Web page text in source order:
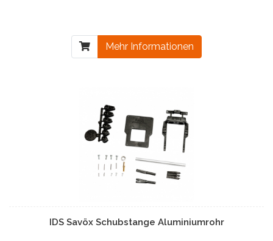
Mehr Informationen
IDS Savöx Schubstange Aluminiumrohr